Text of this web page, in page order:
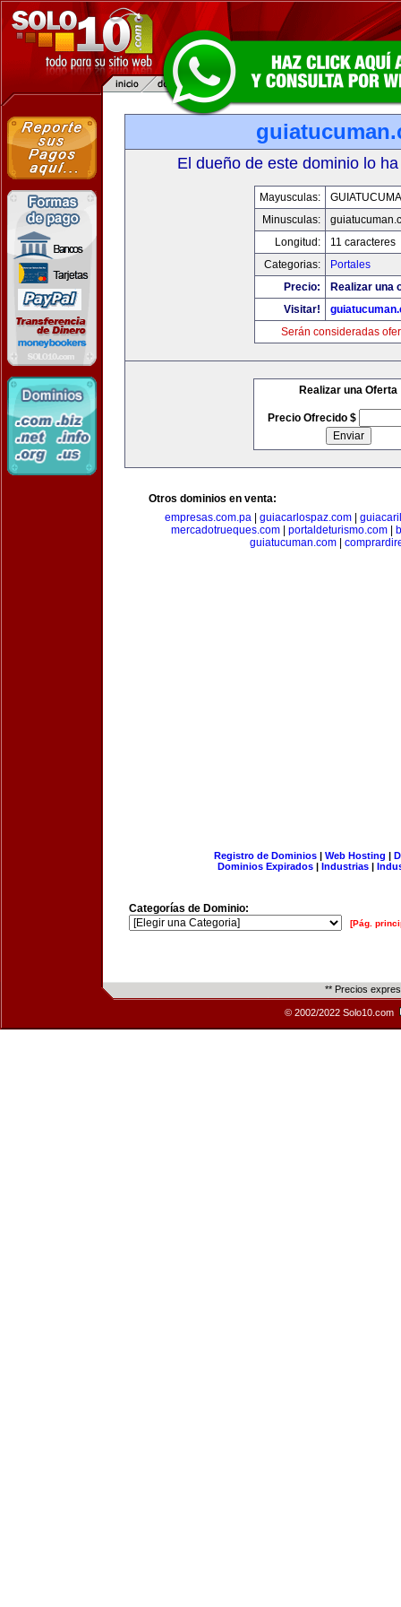
El dueño de este dominio lo
Mayusculas:
Minusculas:
Longitud:
11 caracteres
Categorias:
Portales
Precio:
Realizar una
Visitar!
Serán consideradas
Realizar una Oferta
Precio Ofrecido $
Otros dominios en venta:
empresas.com.pa| guiacarlospaz.com|
mercadotrueques.com| portaldeturismo.com|
guiatucuman.com
Registro de Dominios| Web Hosting |
Dominios Expirados | Industrias |
Categorías de Dominio:
[Pág.
** Precios
© 2002/2022 Solo10.com